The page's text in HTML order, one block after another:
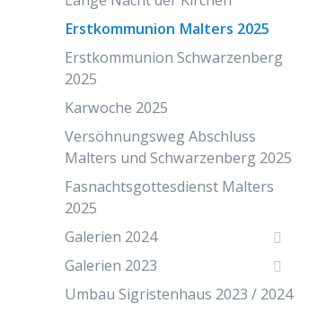
Erstkommunion Malters 2025
Erstkommunion Schwarzenberg
2025
Karwoche 2025
Versöhnungsweg Abschluss
Malters und Schwarzenberg 2025
Fasnachtsgottesdienst Malters
2025
Galerien 2024
Galerien 2023
Umbau Sigristenhaus 2023 / 2024